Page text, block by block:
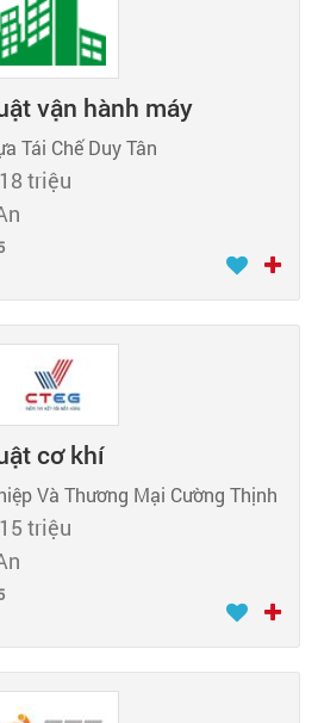
vận hành máy
Tái Chế Duy Tân
triệu
cơ khí
Và Thương Mại Cường Thịnh
triệu